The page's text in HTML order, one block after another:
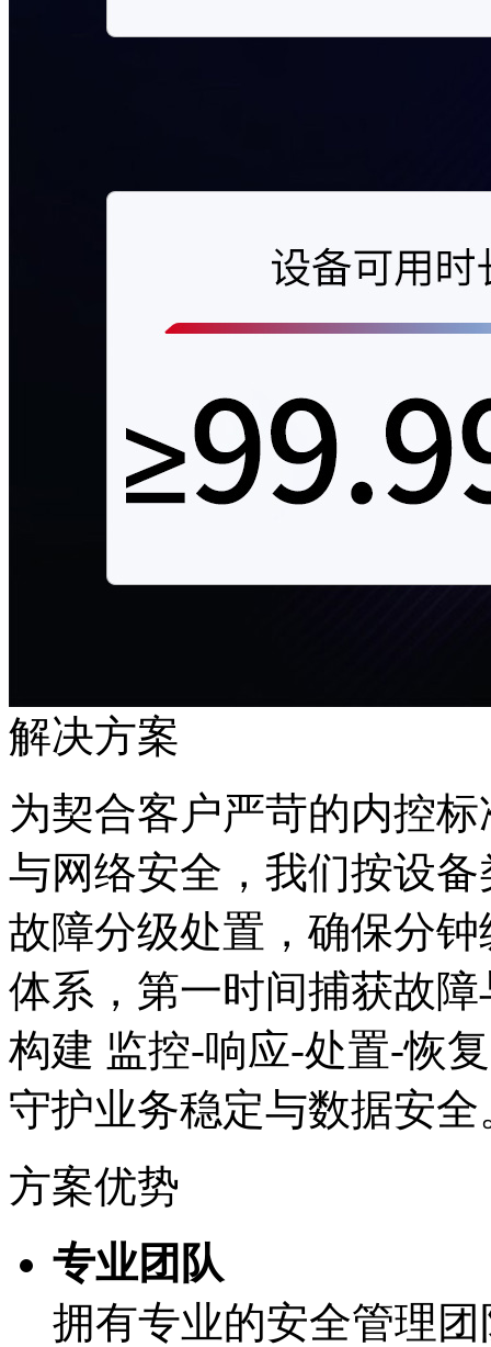
解决方案
为契合客户严苛的内控标
与网络安全，我们按设
故障分级处置，确保
体系，第一时间捕获故
构建 监控-响应-处置-恢复
守护业务稳定与数据安全
方案优势
专业团队
拥有专业的安全管理团